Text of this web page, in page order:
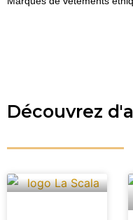
Découvrez